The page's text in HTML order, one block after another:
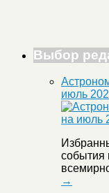
Выбор
июль
события
→